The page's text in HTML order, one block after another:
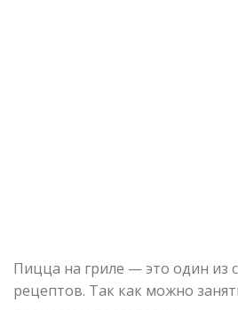
Пицца на гриле — это один из
рецептов. Так как можно